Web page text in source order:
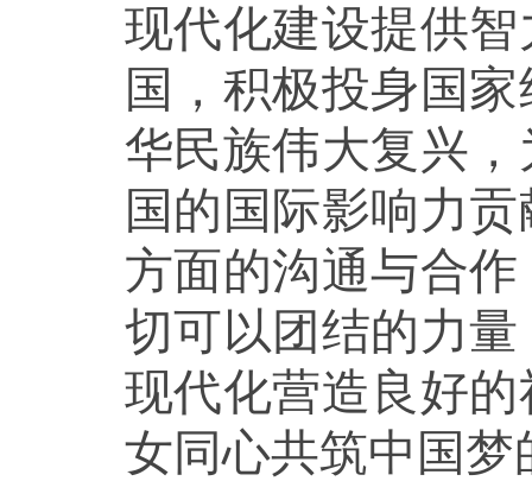
现代化建设提供
国，积极投身国
华民族伟大复兴
国的国际影响力
方面的沟通与合
切可以团结的力
现代化营造良好
女同心共筑中国